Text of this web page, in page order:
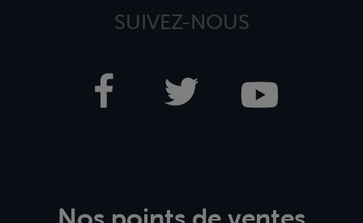
SUIVEZ-NOUS